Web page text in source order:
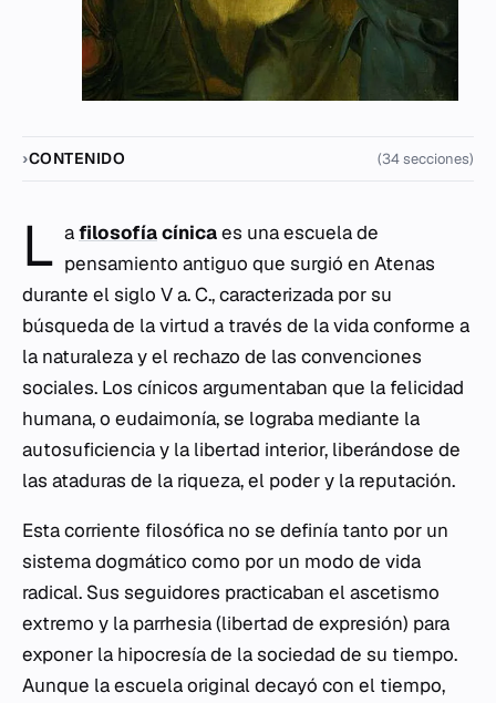
CONTENIDO (34 secciones)
L afilosofíacínicaes una escuela de
pensamiento antiguo que surgió en Atenas
durante el siglo V a. C., caracterizada por su
búsqueda de la virtud a través de la vida conforme a
la naturaleza y el rechazo de las convenciones
sociales. Los cínicos argumentaban que la felicidad
humana, o eudaimonía, se lograba mediante la
autosuficiencia y la libertad interior, liberándose de
las ataduras de la riqueza, el poder y la reputación.
Esta corriente filosófica no se definía tanto por un
sistema dogmático como por un modo de vida
radical. Sus seguidores practicaban el ascetismo
extremo y la parrhesia(libertad de expresión) para
exponer la hipocresía de la sociedad de su tiempo.
Aunque la escuela original decayó con el tiempo,